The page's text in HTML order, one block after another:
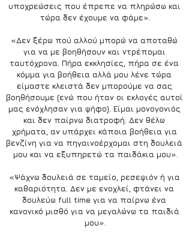
υποχρεώσεις που έπρεπε να πληρώσω και
τώρα δεν έχουμε να φάμε».
«Δεν ξέρω πού αλλού μπορώ να αποταθώ
για να με βοηθήσουν και ντρέπομαι
ταυτόχρονα. Πήρα εκκλησίες, πήρα σε ένα
κόμμα για βοήθεια αλλά μου λένε τώρα
είμαστε κλειστά δεν μπορούμε να σας
βοηθήσουμε (ενώ που ήταν οι εκλογές αυτοί
μας ενόχλησαν για ψήφο). Είμαι μονογονιός
και δεν παίρνω διατροφή. Δεν θέλω
χρήματα, αν υπάρχει κάποια βοήθεια για
βενζίνη για να πηγαινοέρχομαι στη δουλειά
μου και να εξυπηρετώ τα παιδάκια μου».
«Ψάχνω δουλειά σε ταμείο, ρεσεψιόν ή για
καθαριότητα. Δεν με ενοχλεί, φτάνει να
δουλεύω full time για να παίρνω ένα
κανονικό μισθό για να μεγαλώνω τα παιδιά
μου».